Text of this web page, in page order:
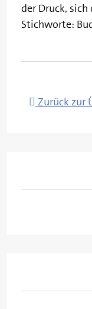
der Druck,
Stichworte:
Zurück zur